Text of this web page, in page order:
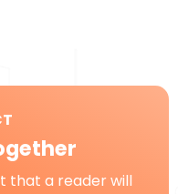
that a reader will